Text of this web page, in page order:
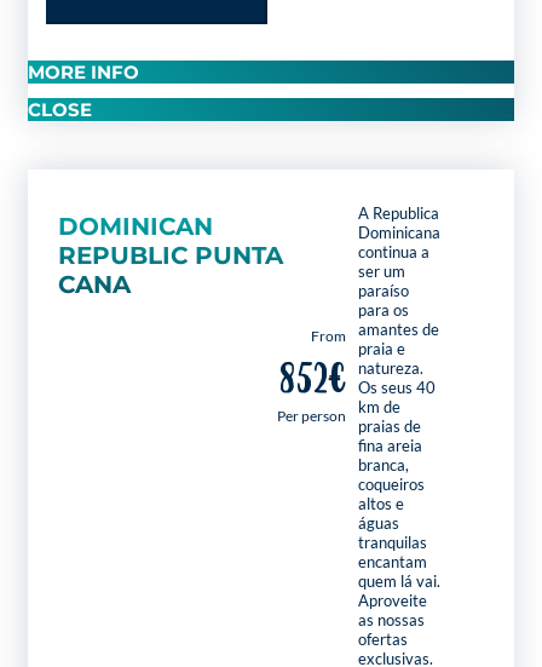
MORE INFO
CLOSE
DOMINICAN
REPUBLIC PUNTA
CANA
From
852€
Per person
A Republica
Dominicana
continua a
ser um
paraíso
para os
amantes de
praia e
natureza.
Os seus 40
km de
praias de
fina areia
branca,
coqueiros
altos e
águas
tranquilas
encantam
quem lá vai.
Aproveite
as nossas
ofertas
exclusivas.